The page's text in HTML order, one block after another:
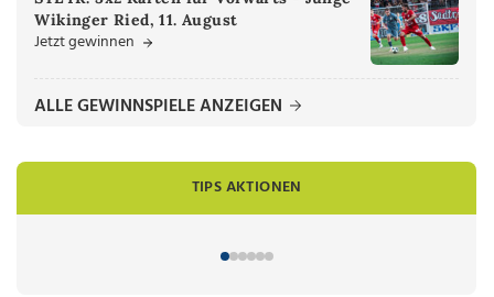
Wikinger Ried, 11. August
Jetzt gewinnen
ALLE GEWINNSPIELE ANZEIGEN
TIPS AKTIONEN